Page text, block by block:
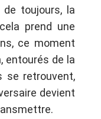
toujours, la
prend une
ce moment
entourés de la
se retrouvent,
devient